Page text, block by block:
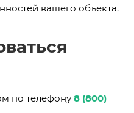
вашего объекта.
по телефону 8 (800)